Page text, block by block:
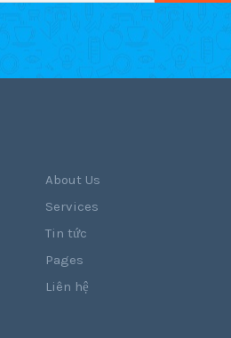
About Us
Services
Tin tức
Pages
Liên hệ